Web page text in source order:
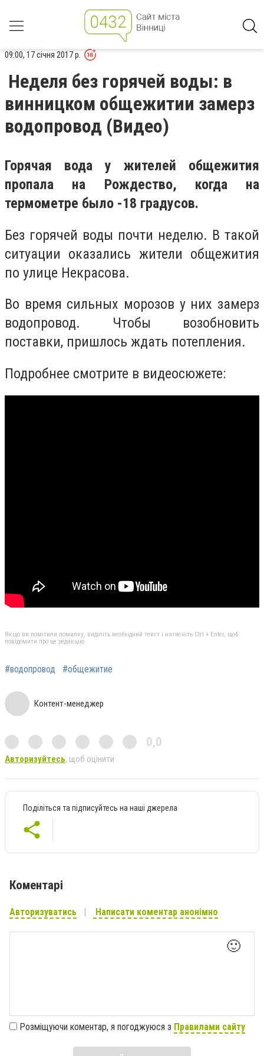
09:00, 17 січня 2017 р.
Неделя без горячей воды: в
винницком общежитии замерз
водопровод (Видео)
Горячая вода у жителей общежития
пропала на Рождество, когда на
термометре было -18 градусов.
Без горячей воды почти неделю. В такой
ситуации оказались жители общежития
по улице Некрасова.
Во время сильных морозов у них замерз
водопровод. Чтобы возобновить
поставки, пришлось ждать потепления.
Подробнее смотрите в видеосюжете:
Якщо ви помітили помилку, виділіть необхідний текст і натисніть Ctrl + Enter, щоб
повідомити про це редакцію
#водопровод #общежитие
Контент-менеджер
0,0
Авторизуйтесь, щоб оцінити
Поділіться та підписуйтесь на наші джерела
Коментарі
Авторизуватись Написати коментар анонімно
🙂
Розміщуючи коментар, я погоджуюся з Правилами сайту